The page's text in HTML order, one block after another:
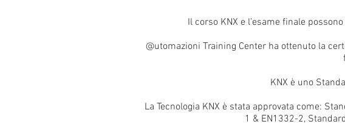
Il corso KNX e l’esame finale
@utomazioni Training Center ha ottenuto la
KNX è uno
La Tecnologia KNX è stata approvata come:
1 & EN1332-2,